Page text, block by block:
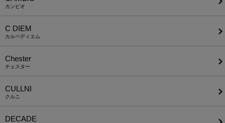
カンビオ
C DIEM
カルペディエム
Chester
チェスター
CULLNI
クルニ
DECADE